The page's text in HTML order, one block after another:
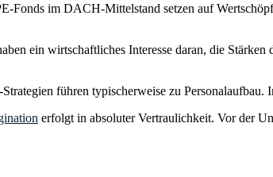
Fonds im DACH-Mittelstand setzen auf
ein wirtschaftliches Interesse daran, die
führen typischerweise zu
erfolgt in absoluter Vertraulichkeit. Vor der